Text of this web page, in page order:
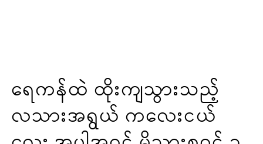
ရေကန်ထဲ ထိုးကျသွားသည့်
လသားအရွယ် ကလေးငယ်